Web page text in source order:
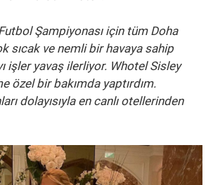
Şampiyonası için tüm Doha
sıcak ve nemli bir havaya sahip
işler yavaş ilerliyor. Whotel Sisley
özel bir bakımda yaptırdım.
dolayısıyla en canlı otellerinden